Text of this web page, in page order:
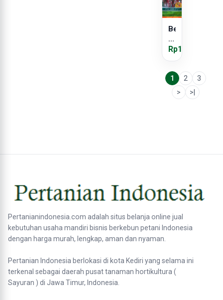
Benih
Cabe
PM
999
Rp125.000
1 2
3
>
>|
Pertanianindonesia.com adalah situs belanja online jual
kebutuhan usaha mandiri bisnis berkebun petani Indonesia
dengan harga murah, lengkap, aman dan nyaman.
Pertanian Indonesia berlokasi di kota Kediri yang selama ini
terkenal sebagai daerah pusat tanaman hortikultura (
Sayuran ) di Jawa Timur, Indonesia.